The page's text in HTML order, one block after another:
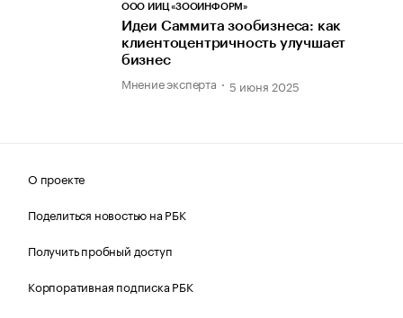
ООО ИИЦ «ЗООИНФОРМ»
Идеи Саммита зообизнеса: как
клиентоцентричность улучшает
бизнес
Мнение эксперта 5 июня 2025
О проекте
Поделиться новостью на РБК
Получить пробный доступ
Корпоративная подписка РБК